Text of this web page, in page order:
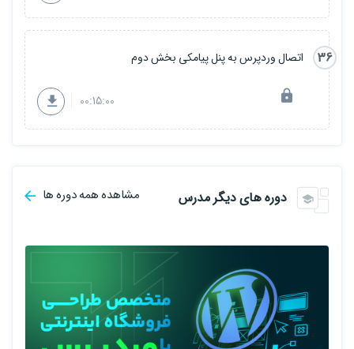
36 اتصال وردپرس به پنل پیامکی بخش دوم
00:15:00
دوره های دیگر مدرس مشاهده همه دوره ها